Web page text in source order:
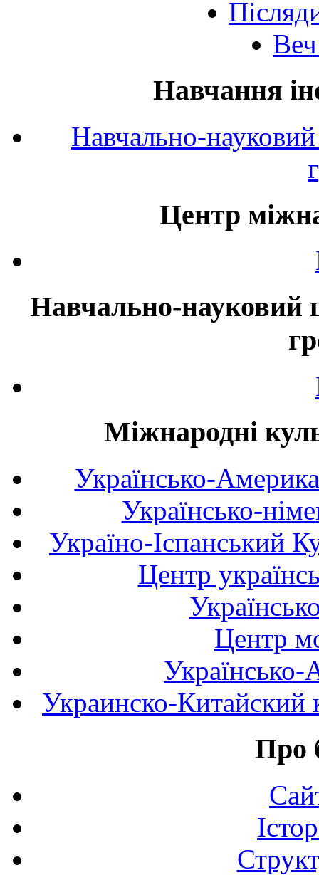
Навчання
Навчально-
Центр
Навчально-науковий
Міжнародні
Українсько-
Українсько-
Україно-Іспанський
Центр
Центр
Українсько-
Украинско-Китайский
Про